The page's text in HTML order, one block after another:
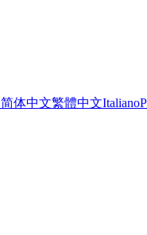
简体中文繁體中文Italiano